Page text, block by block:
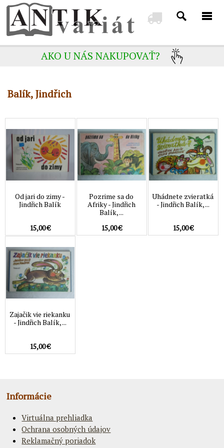
AKO U NÁS NAKUPOVAŤ?
Balík, Jindřich
Od jari do zimy -
Jindřich Balík
15,00 €
Pozrime sa do
Afriky - Jindřich
Balík, ...
15,00 €
Uhádnete zvieratká
- Jindřich Balík, ...
15,00 €
Zajačik vie riekanku
- Jindřich Balík, ...
15,00 €
Informácie
Virtuálna prehliadka
Ochrana osobných údajov
Reklamačný poriadok